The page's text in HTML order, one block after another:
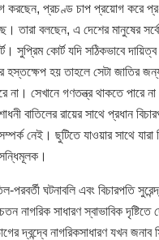
করছেন, প্রচণ্ড চাপ প্রয়োগ করে
তারা বলছেন, এ দেশের মানুষের
সুপ্রিম কোর্ট যদি সঠিকভাবে
হস্তক্ষেপ হয় তাহলে সেটা জাতির
না। সেখানে গণতন্ত্র থাকতে পারে
বাতিলের রায়ের সাথে প্রধান
নেই। ছুটিতে যাওয়ার সাথে
পরবর্তী ঘটনাবলি এবং বিচারপতি
নাগরিক সাধারণ স্বাভাবিক দৃষ্টিতে
দ্বন্দ্বে নাগরিকসাধারণ যখন